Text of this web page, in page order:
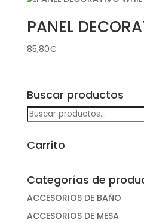
PANEL
85,80€
Buscar productos
Buscar
por:
Carrito
Categorías de
ACCESORIOS DE BAÑO
ACCESORIOS DE MESA